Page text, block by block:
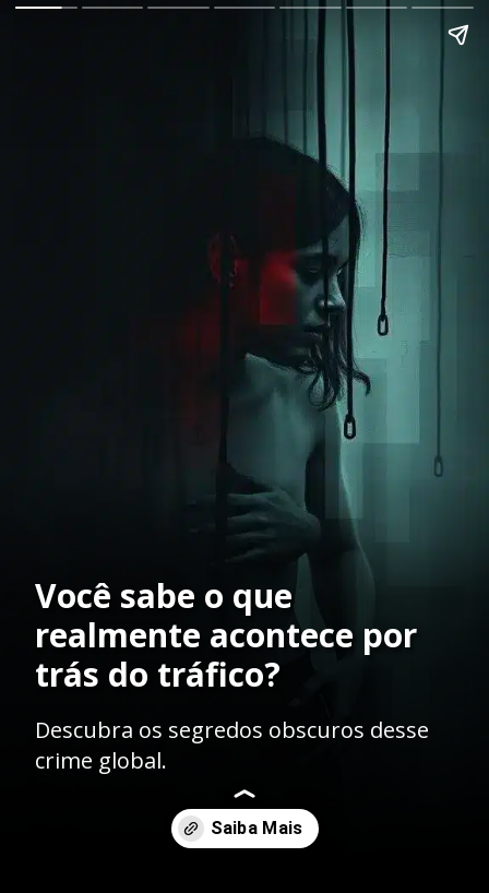
Você sabe o que
realmente acontece por
trás do tráfico?
Descubra os segredos obscuros desse
crime global.